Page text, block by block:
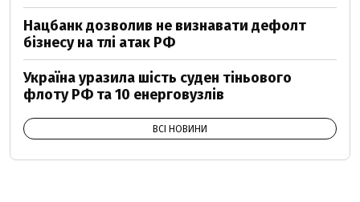
Нацбанк дозволив не визнавати дефолт
бізнесу на тлі атак РФ
Україна уразила шість суден тіньового
флоту РФ та 10 енерговузлів
ВСІ НОВИНИ